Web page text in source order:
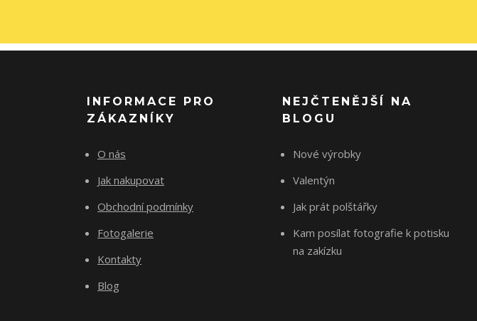
INFORMACE PRO
ZÁKAZNÍKY
O nás
Jak nakupovat
Obchodní podmínky
Fotogalerie
Kontakty
Blog
NEJČTENĚJŠÍ NA
BLOGU
Nové výrobky
Valentýn
Jak prát polštářky
Kam posílat fotografie k potisku
na zakízku